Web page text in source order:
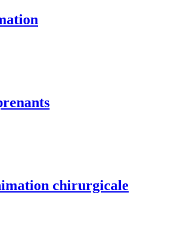
chirurgicale